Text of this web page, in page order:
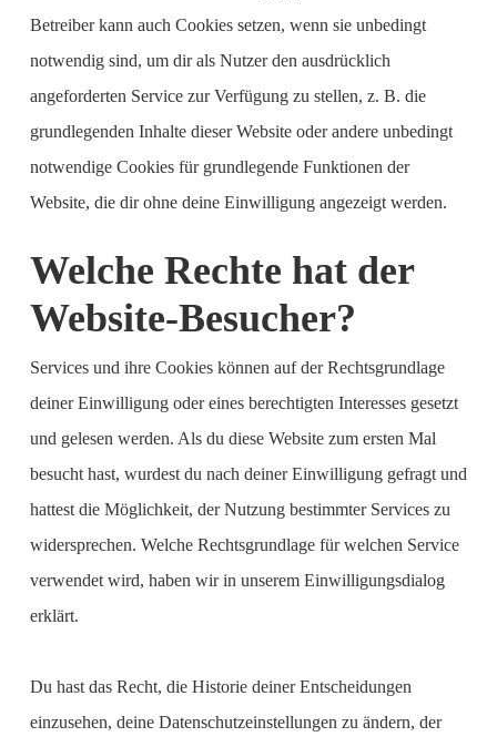
Betreiber kann auch Cookies setzen, wenn sie unbedingt
notwendig sind, um dir als Nutzer den ausdrücklich
angeforderten Service zur Verfügung zu stellen, z. B. die
grundlegenden Inhalte dieser Website oder andere unbedingt
notwendige Cookies für grundlegende Funktionen der
Website, die dir ohne deine Einwilligung angezeigt werden.
Welche Rechte hat der
Website-Besucher?
Services und ihre Cookies können auf der Rechtsgrundlage
deiner Einwilligung oder eines berechtigten Interesses gesetzt
und gelesen werden. Als du diese Website zum ersten Mal
besucht hast, wurdest du nach deiner Einwilligung gefragt und
hattest die Möglichkeit, der Nutzung bestimmter Services zu
widersprechen. Welche Rechtsgrundlage für welchen Service
verwendet wird, haben wir in unserem Einwilligungsdialog
erklärt.
Du hast das Recht, die Historie deiner Entscheidungen
einzusehen, deine Datenschutzeinstellungen zu ändern, der